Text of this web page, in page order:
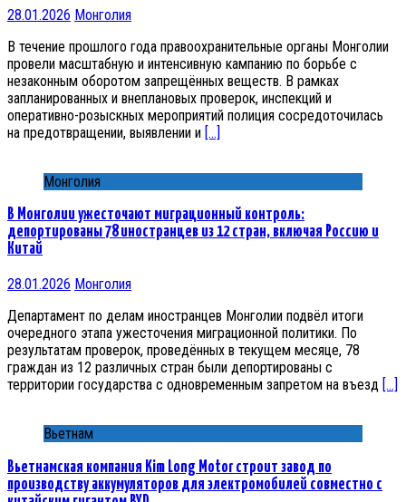
28.01.2026 Монголия
В течение прошлого года правоохранительные органы Монголии
провели масштабную и интенсивную кампанию по борьбе с
незаконным оборотом запрещённых веществ. В рамках
запланированных и внеплановых проверок, инспекций и
оперативно-розыскных мероприятий полиция сосредоточилась
на предотвращении, выявлении и […]
Монголия
В Монголии ужесточают миграционный контроль:
депортированы 78 иностранцев из 12 стран, включая Россию и
Китай
28.01.2026 Монголия
Департамент по делам иностранцев Монголии подвёл итоги
очередного этапа ужесточения миграционной политики. По
результатам проверок, проведённых в текущем месяце, 78
граждан из 12 различных стран были депортированы с
территории государства с одновременным запретом на въезд […]
Вьетнам
Вьетнамская компания Kim Long Motor строит завод по
производству аккумуляторов для электромобилей совместно с